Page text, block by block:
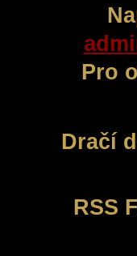
Pro
Dračí
RSS